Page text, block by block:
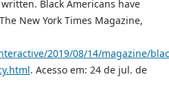
Black Americans have
New York Times Magazine,
2019/08/14/magazine/
. Acesso em: 24 de jul. de